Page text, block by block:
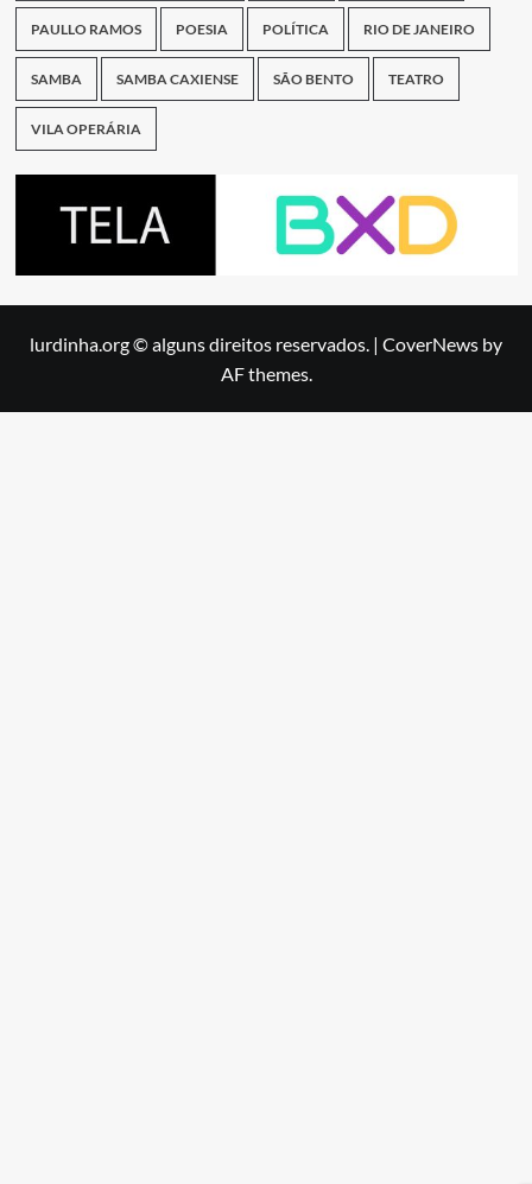
PAULLO RAMOS POESIA POLÍTICA RIO DE JANEIRO
SAMBA SAMBA CAXIENSE SÃO BENTO TEATRO
VILA OPERÁRIA
lurdinha.org © alguns direitos reservados. | CoverNews by
AF themes.